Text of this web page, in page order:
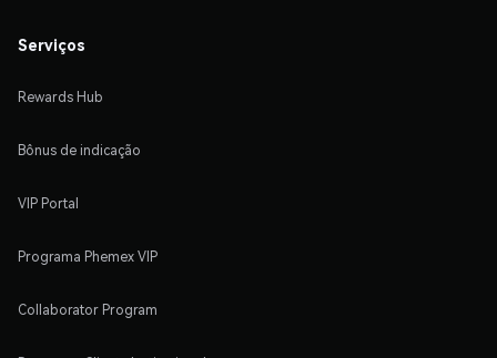
Serviços
Rewards Hub
Bônus de indicação
VIP Portal
Programa Phemex VIP
Collaborator Program